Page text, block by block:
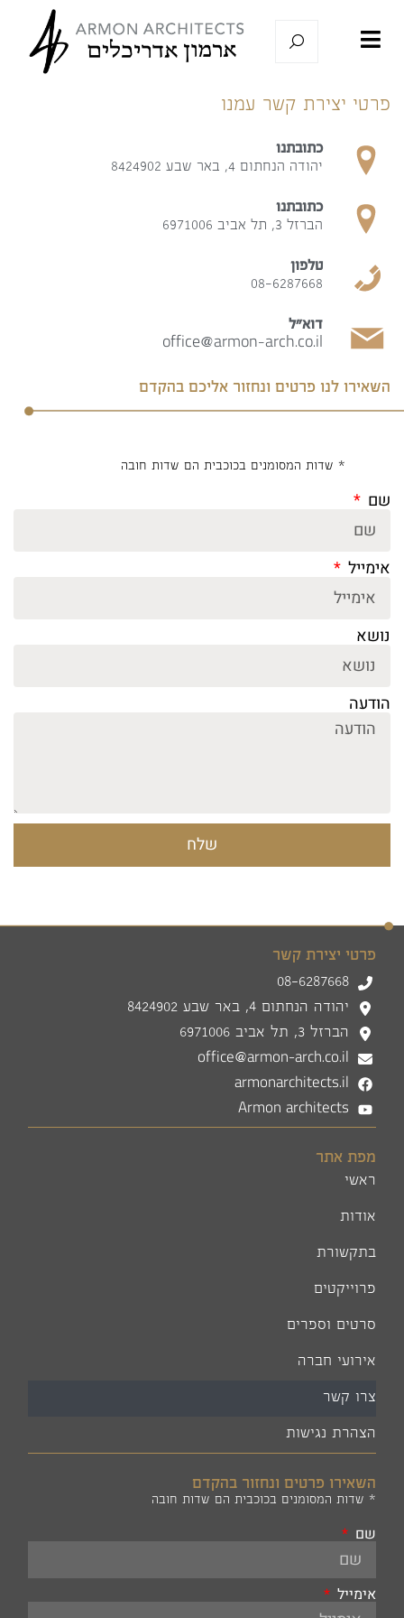
פרטי יצירת קשר עמנו
כתובתנו
יהודה הנחתום 4, באר שבע 8424902
כתובתנו
הברזל 3, תל אביב 6971006
טלפון
08-6287668
דוא"ל
office@armon-arch.co.il
השאירו לנו פרטים ונחזור אליכם בהקדם
* שדות המסומנים בכוכבית הם שדות חובה
שם
אימייל
נושא
הודעה
שלח
פרטי יצירת קשר
08-6287668
יהודה הנחתום 4, באר שבע 8424902
הברזל 3, תל אביב 6971006
office@armon-arch.co.il
armonarchitects.il
Armon architects
מפת אתר
ראשי
אודות
בתקשורת
פרוייקטים
סרטים וספרים
אירועי חברה
צרו קשר
הצהרת נגישות
השאירו פרטים ונחזור בהקדם
* שדות המסומנים בכוכבית הם שדות חובה
שם
אימייל